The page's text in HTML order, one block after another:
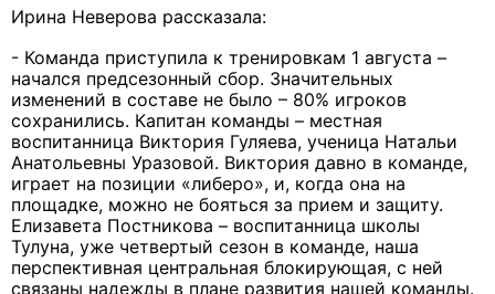
Ирина Неверова рассказала:
- Команда приступила к тренировкам 1 августа –
начался предсезонный сбор. Значительных
изменений в составе не было – 80% игроков
сохранились. Капитан команды – местная
воспитанница Виктория Гуляева, ученица Натальи
Анатольевны Уразовой. Виктория давно в команде,
играет на позиции «либеро», и, когда она на
площадке, можно не бояться за прием и защиту.
Елизавета Постникова – воспитанница школы
Тулуна, уже четвертый сезон в команде, наша
перспективная центральная блокирующая, с ней
связаны надежды в плане развития нашей команды.